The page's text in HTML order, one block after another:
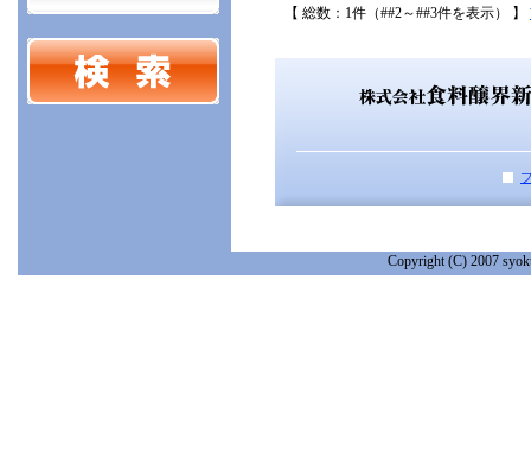
【 総数：1件（##2～##3件を表示） 】
Copyright (C) 2007